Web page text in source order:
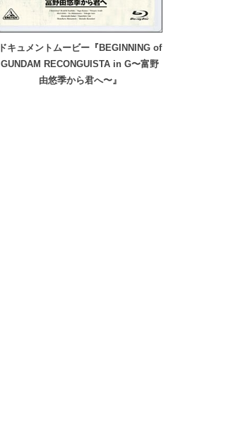
ドキュメントムービー『BEGINNING of
GUNDAM RECONGUISTA in G〜富野
由悠季から君へ〜』